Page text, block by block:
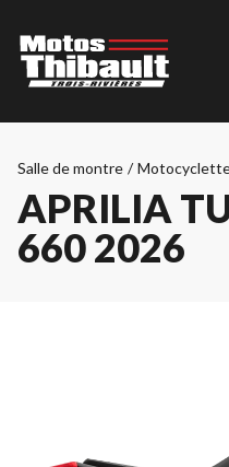
Salle de montre /
APRILIA
660 2026